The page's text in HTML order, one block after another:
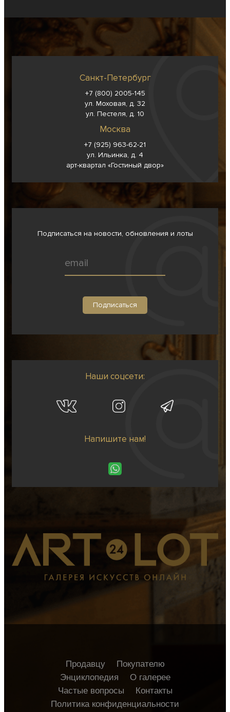
Санкт-Петербург
+7 (800) 2005-145
ул. Моховая, д. 32
ул. Пестеля, д. 10
Москва
+7 (925) 963-62-21
ул. Ильинка, д. 4
арт-квартал «Гостиный двор»
Подписаться на новости, обновления и лоты
Наши соцсети:
Напишите нам!
Продавцу
Покупателю
Энциклопедия
О галерее
Частые вопросы
Контакты
Политика конфиденциальности